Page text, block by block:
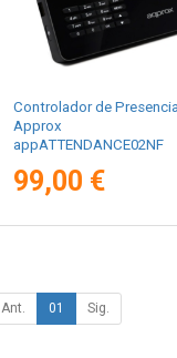
Controlador de
Approx
appATTENDANCE02NF
99,00 €
Ant. 01 Sig.